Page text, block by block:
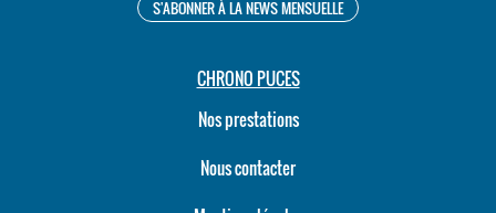
CHRONO PUCES
Nos prestations
Nous contacter